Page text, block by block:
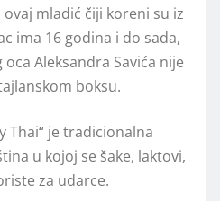
mladić čiji koreni su iz
ima 16 godina i do sada,
Aleksandra Savića nije
boksu.
Thai“ je tradicionalna
u kojoj se šake, laktovi,
za udarce.